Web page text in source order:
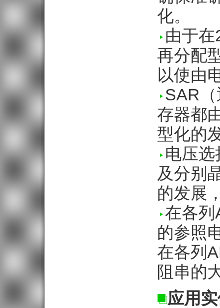
化。
由于
再分配
以使由
SAR
存器都
型化的
电压
及分别
的发展
在各列
的参照
在各列
阻串的
应用